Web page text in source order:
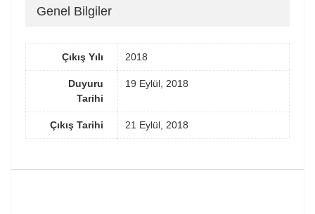
Genel Bilgiler
Çıkış Yılı 2018
Duyuru
Tarihi
19 Eylül, 2018
Çıkış Tarihi 21 Eylül, 2018